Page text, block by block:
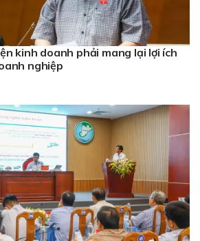
kinh doanh phải mang lại lợi ích
nghiệp